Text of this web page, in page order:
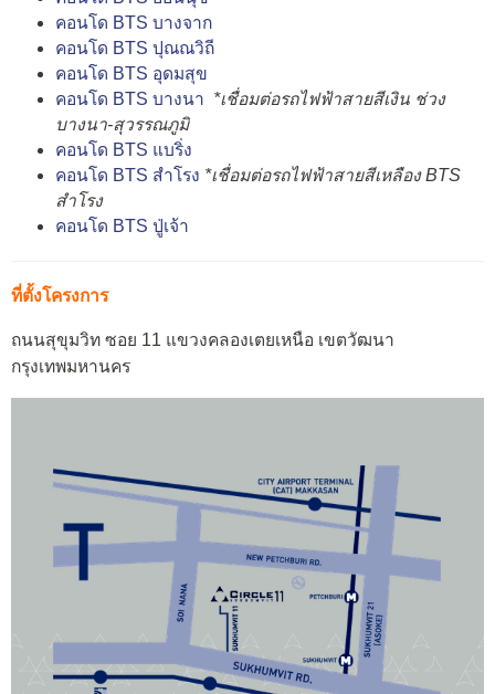
คอนโด BTS บางจาก
คอนโด BTS ปุณณวิถี
คอนโด BTS อุดมสุข
คอนโด BTS บางนา *เชื่อมต่อรถไฟฟ้าสายสีเงิน ช่วง
บางนา-สุวรรณภูมิ
คอนโด BTS แบริ่ง
คอนโด BTS สำโรง *เชื่อมต่อรถไฟฟ้าสายสีเหลือง BTS
สำโรง
คอนโด BTS ปู่เจ้า
ที่ตั้งโครงการ
ถนนสุขุมวิท ซอย 11 แขวงคลองเตยเหนือ เขตวัฒนา
กรุงเทพมหานคร